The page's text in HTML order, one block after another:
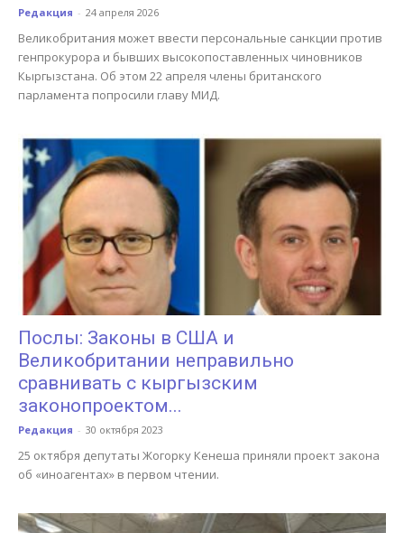
Редакция - 24 апреля 2026
Великобритания может ввести персональные санкции против
генпрокурора и бывших высокопоставленных чиновников
Кыргызстана. Об этом 22 апреля члены британского
парламента попросили главу МИД.
Послы: Законы в США и
Великобритании неправильно
сравнивать с кыргызским
законопроектом...
Редакция - 30 октября 2023
25 октября депутаты Жогорку Кенеша приняли проект закона
об «иноагентах» в первом чтении.